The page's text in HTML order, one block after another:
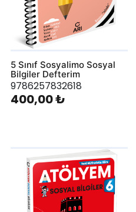
5 Sınıf Sosyalimo Sosyal
Bilgiler Defterim
9786257832618
400,00 ₺